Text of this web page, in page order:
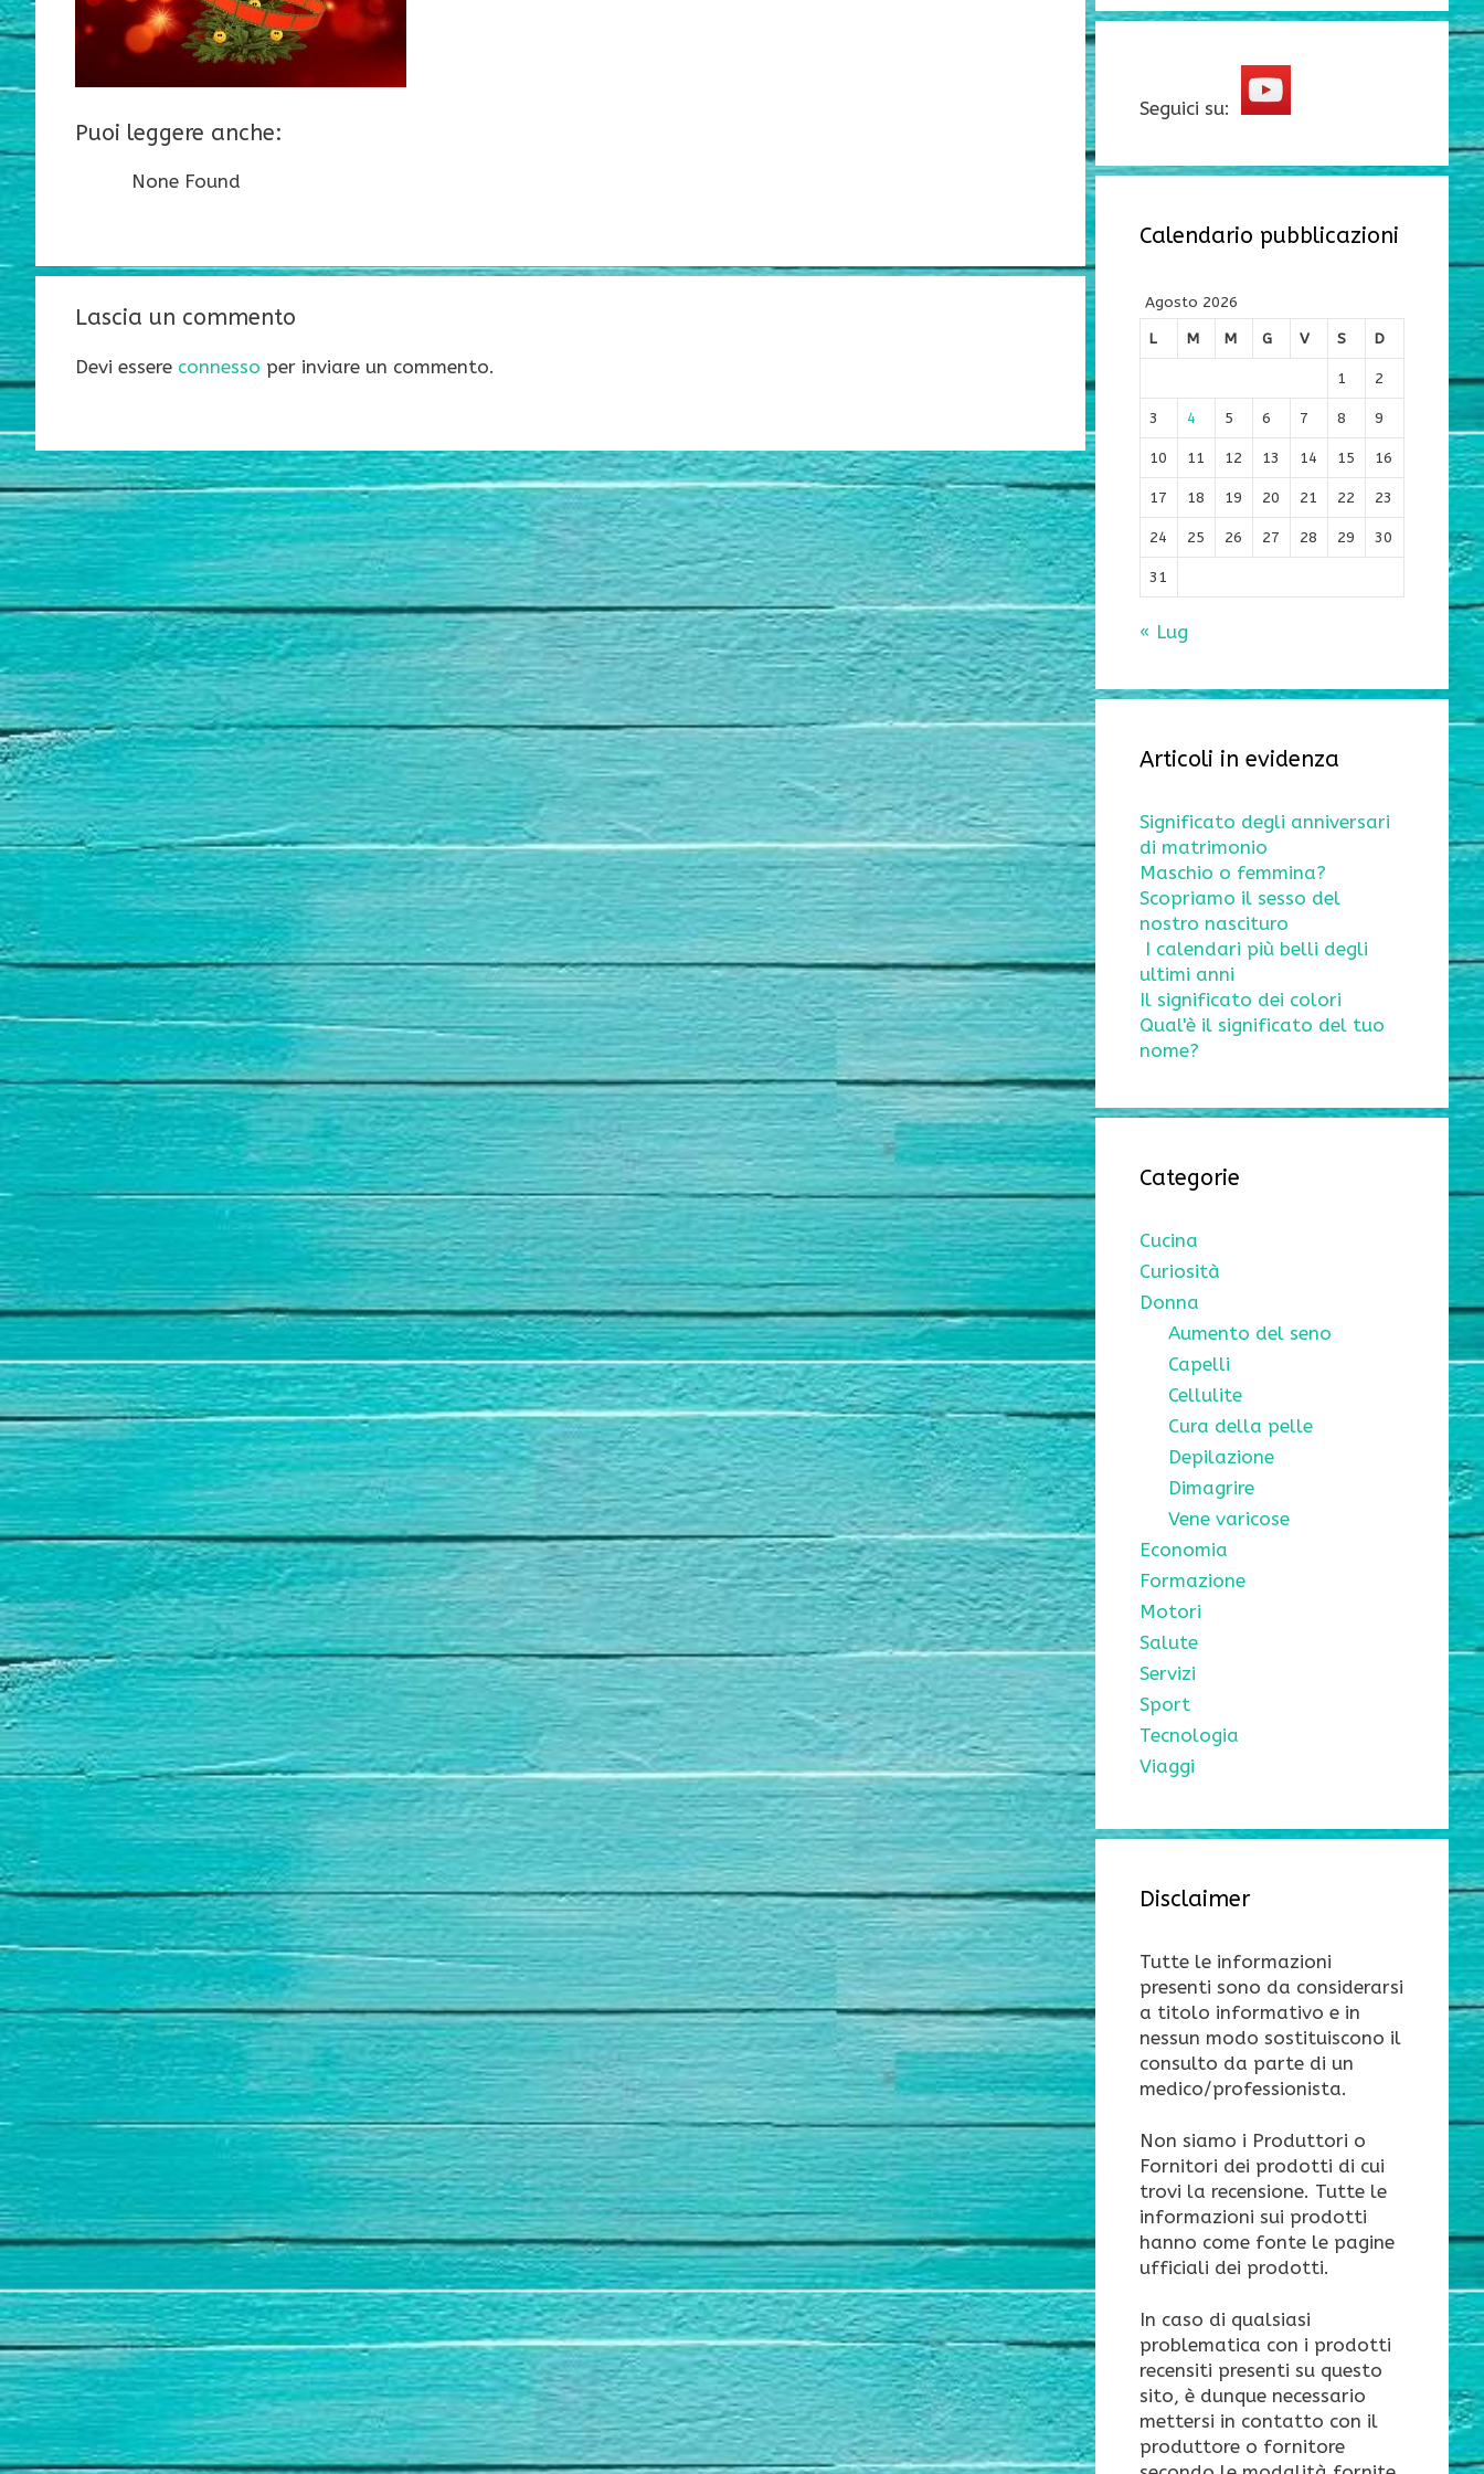
Puoi leggere anche:
None Found
Lascia un commento
Devi essere connesso per inviare un commento.
Seguici su:
Calendario pubblicazioni
Agosto 2026
L
M M G V S D
1 2
3 4 5 6 7 8 9
10 11 12 13 14 15 16
17 18 19 20 21 22 23
24 25 26 27 28 29 30
31
« Lug
Articoli in evidenza
Significato degli anniversari
di matrimonio
Maschio o femmina?
Scopriamo il sesso del
nostro nascituro
I calendari più belli degli
ultimi anni
Il significato dei colori
Qual'è il significato del tuo
nome?
Categorie
Cucina
Curiosità
Donna
Aumento del seno
Capelli
Cellulite
Cura della pelle
Depilazione
Dimagrire
Vene varicose
Economia
Formazione
Motori
Salute
Servizi
Sport
Tecnologia
Viaggi
Disclaimer
Tutte le informazioni
presenti sono da considerarsi
a titolo informativo e in
nessun modo sostituiscono il
consulto da parte di un
medico/professionista.
Non siamo i Produttori o
Fornitori dei prodotti di cui
trovi la recensione. Tutte le
informazioni sui prodotti
hanno come fonte le pagine
ufficiali dei prodotti.
In caso di qualsiasi
problematica con i prodotti
recensiti presenti su questo
sito, è dunque necessario
mettersi in contatto con il
produttore o fornitore